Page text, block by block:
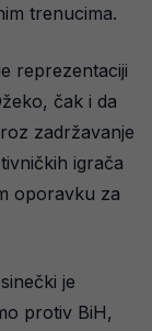
trenucima.
reprezentaciji
čak i da
zadržavanje
igrača
oporavku za
je
protiv BiH,